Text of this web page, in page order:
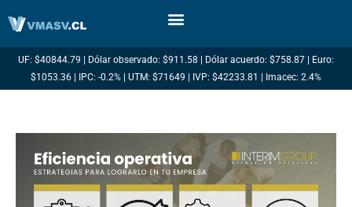
UF: $40844.79 | Dólar observado: $911.58 | Dólar acuerdo: $758.87 | Euro:
$1053.36 | IPC: -0.2% | UTM: $71649 | IVP: $42233.81 | Imacec: 2.4%